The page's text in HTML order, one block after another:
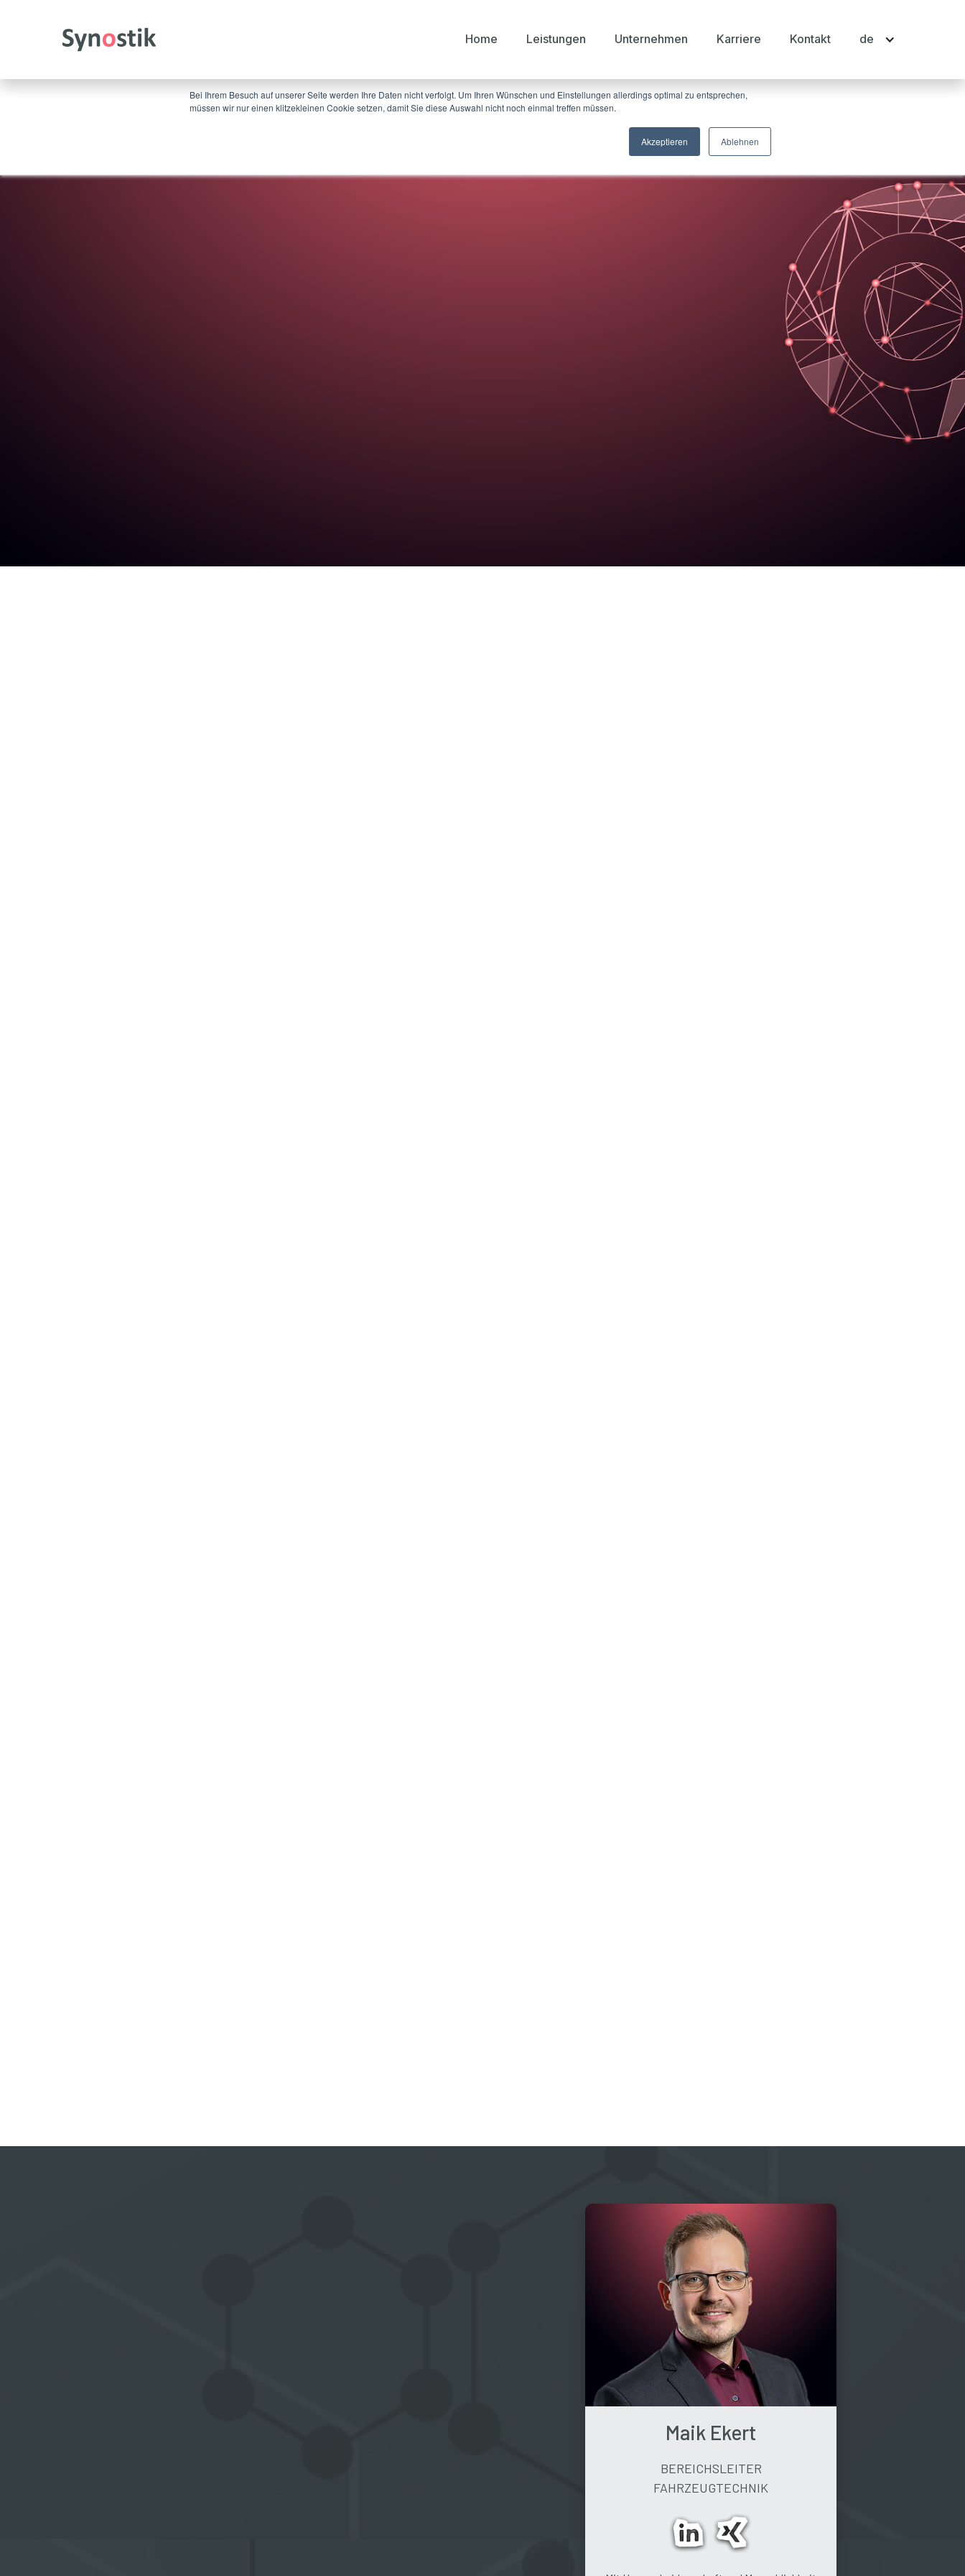
×
Diese Website speichert Cookies auf Ihrem Computer. Diese Cookies werden verwendet, um Ihre Website-Erfahrung zu optimieren und Ihnen einen persönlich auf Sie
Bei Ihrem Besuch auf unserer Seite werden Ihre Daten nicht verfolgt. Um Ihren Wünschen und Einstellungen allerdings optimal zu entsprechen,
müssen wir nur einen klitzekleinen Cookie setzen, damit Sie diese Auswahl nicht noch einmal treffen müssen.
Akzeptieren Ablehnen
Home Leistungen Unternehmen Karriere Kontakt de
Maik Ekert
BEREICHSLEITER
FAHRZEUGTECHNIK